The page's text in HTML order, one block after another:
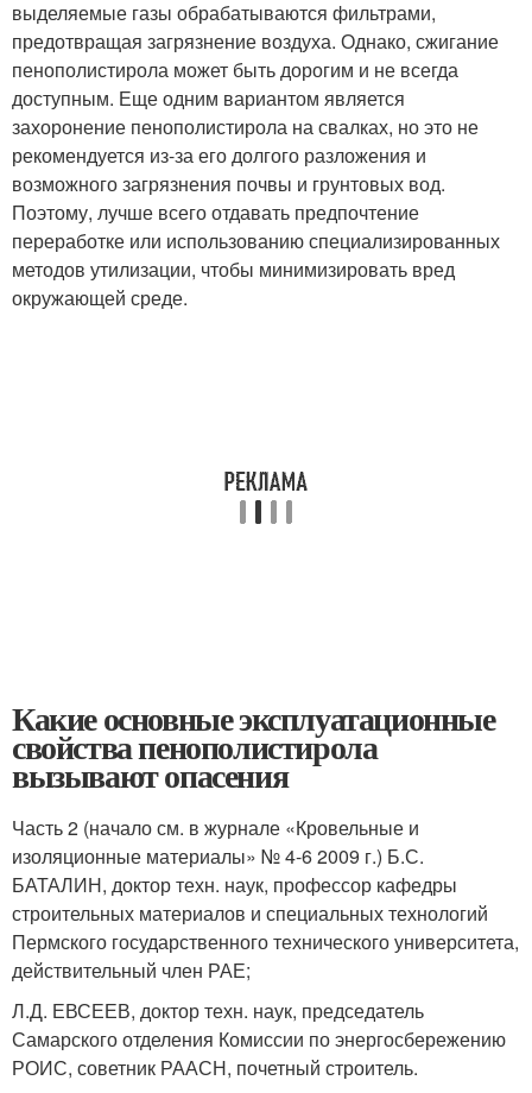
выделяемые газы обрабатываются фильтрами,
предотвращая загрязнение воздуха. Однако, сжигание
пенополистирола может быть дорогим и не всегда
доступным. Еще одним вариантом является
захоронение пенополистирола на свалках, но это не
рекомендуется из-за его долгого разложения и
возможного загрязнения почвы и грунтовых вод.
Поэтому, лучше всего отдавать предпочтение
переработке или использованию специализированных
методов утилизации, чтобы минимизировать вред
окружающей среде.
Какие основные эксплуатационные
свойства пенополистирола
вызывают опасения
Часть 2 (начало см. в журнале «Кровельные и
изоляционные материалы» № 4-6 2009 г.) Б.С.
БАТАЛИН, доктор техн. наук, профессор кафедры
строительных материалов и специальных технологий
Пермского государственного технического университета,
действительный член РАЕ;
Л.Д. ЕВСЕЕВ, доктор техн. наук, председатель
Самарского отделения Комиссии по энергосбережению
РОИС, советник РААСН, почетный строитель.